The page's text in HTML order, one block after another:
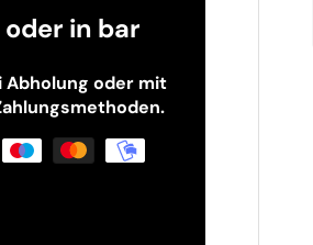
in bar
Abholung oder mit